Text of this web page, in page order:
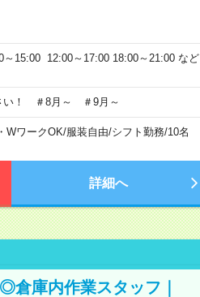
～15:00 12:00～17:00 18:00～21:00 など
い！ ＃8月～ ＃9月～
WワークOK/服装自由/シフト勤務/10名
詳細へ
庫内作業スタッフ｜